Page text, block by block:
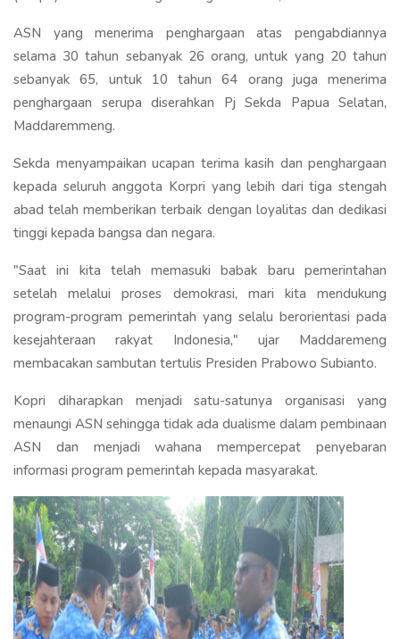
ASN yang menerima penghargaan atas pengabdiannya
selama 30 tahun sebanyak 26 orang, untuk yang 20 tahun
sebanyak 65, untuk 10 tahun 64 orang juga menerima
penghargaan serupa diserahkan Pj Sekda Papua Selatan,
Maddaremmeng.
Sekda menyampaikan ucapan terima kasih dan penghargaan
kepada seluruh anggota Korpri yang lebih dari tiga stengah
abad telah memberikan terbaik dengan loyalitas dan dedikasi
tinggi kepada bangsa dan negara.
"Saat ini kita telah memasuki babak baru pemerintahan
setelah melalui proses demokrasi, mari kita mendukung
program-program pemerintah yang selalu berorientasi pada
kesejahteraan rakyat Indonesia," ujar Maddaremeng
membacakan sambutan tertulis Presiden Prabowo Subianto.
Kopri diharapkan menjadi satu-satunya organisasi yang
menaungi ASN sehingga tidak ada dualisme dalam pembinaan
ASN dan menjadi wahana mempercepat penyebaran
informasi program pemerintah kepada masyarakat.